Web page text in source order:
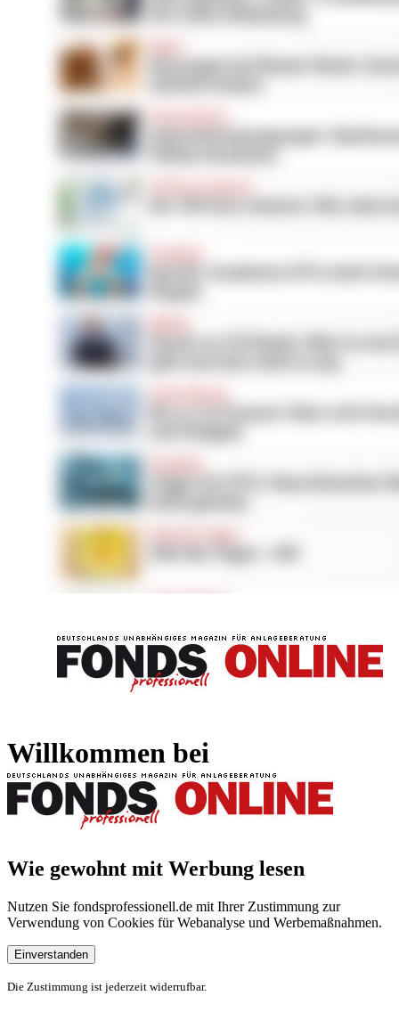
Willkommen bei
Wie gewohnt mit Werbung lesen
Nutzen Sie fondsprofessionell.de mit Ihrer Zustimmung zur
Verwendung von Cookies für Webanalyse und Werbemaßnahmen.
Einverstanden
Die Zustimmung ist jederzeit widerrufbar.